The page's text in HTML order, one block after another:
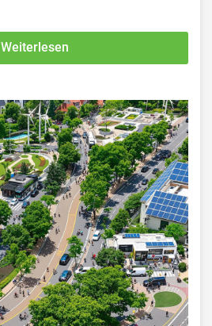
Weiterlesen